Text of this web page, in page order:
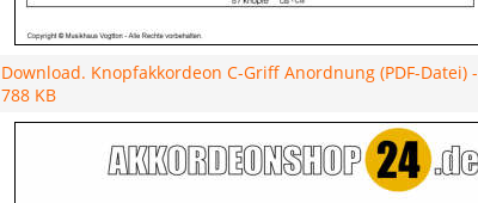
Download. Knopfakkordeon C-Griff Anordnung (PDF-Datei) -
788 KB